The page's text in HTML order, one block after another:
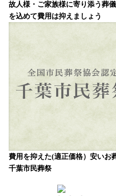
故人様・ご家族様に寄り添う葬
を込めて費用は抑えましょう
費用を抑えた(適正価格）安いお
千葉市民葬祭